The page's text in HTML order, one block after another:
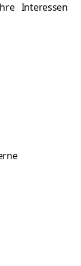
Interessen